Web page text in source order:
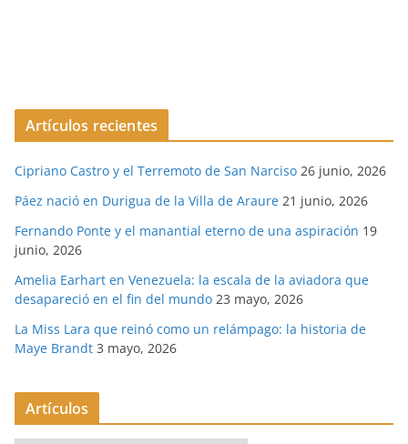
Artículos recientes
Cipriano Castro y el Terremoto de San Narciso 26 junio, 2026
Páez nació en Durigua de la Villa de Araure 21 junio, 2026
Fernando Ponte y el manantial eterno de una aspiración 19
junio, 2026
Amelia Earhart en Venezuela: la escala de la aviadora que
desapareció en el fin del mundo 23 mayo, 2026
La Miss Lara que reinó como un relámpago: la historia de
Maye Brandt 3 mayo, 2026
Artículos